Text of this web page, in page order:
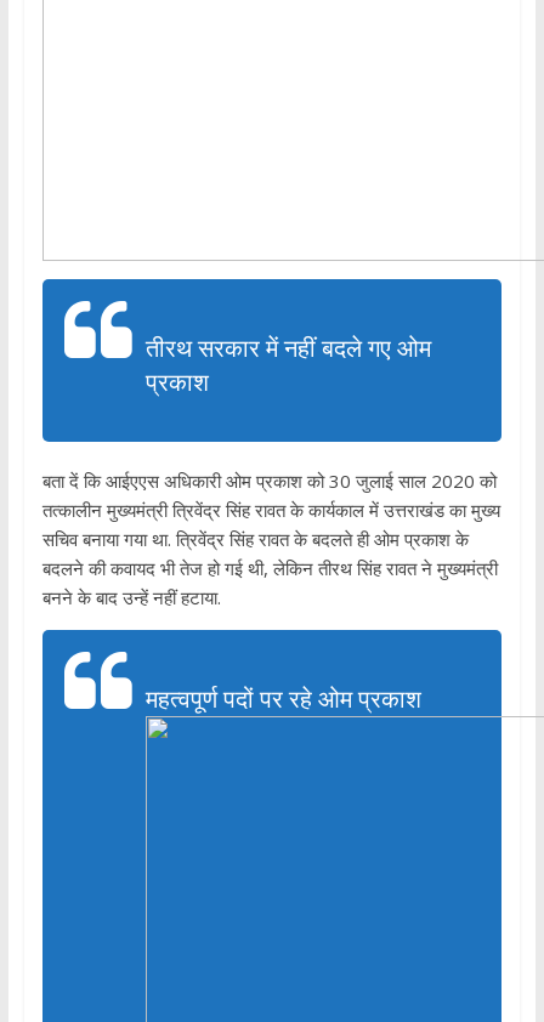
तीरथ सरकार में नहीं बदले गए ओम
प्रकाश
बता दें कि आईएएस अधिकारी ओम प्रकाश को 30 जुलाई साल 2020 को
तत्कालीन मुख्यमंत्री त्रिवेंद्र सिंह रावत के कार्यकाल में उत्तराखंड का मुख्य
सचिव बनाया गया था. त्रिवेंद्र सिंह रावत के बदलते ही ओम प्रकाश के
बदलने की कवायद भी तेज हो गई थी, लेकिन तीरथ सिंह रावत ने मुख्यमंत्री
बनने के बाद उन्हें नहीं हटाया.
महत्वपूर्ण पदों पर रहे ओम प्रकाश